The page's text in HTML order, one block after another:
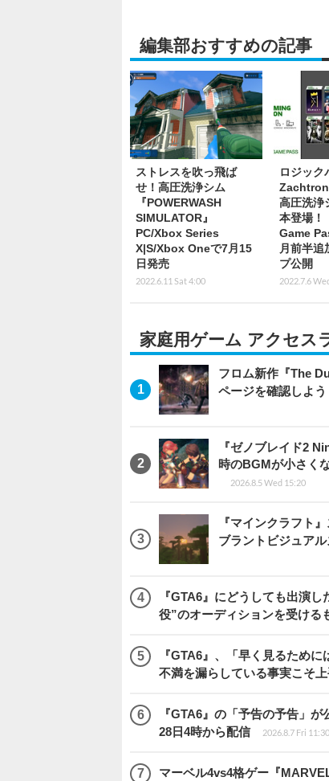
編集部おすすめの記事
ストレスを吹っ飛ば
せ！高圧洗浄シム
『POWERWASH
SIMULATOR』
PC/Xbox Series
X|S/Xbox Oneで7月15
日発売
2022.6.11 Sat 4:00
ロジック
高圧洗浄
本登場！
Game
月前半追
プ公開
2022.7.6
家庭用ゲーム アクセス
フロム新作『The
ページを確認しよう
『ゼノブレイド2
時のBGMが小さく
2026.8.5 Wed 15:20
『マインクラフト
ブラントビジュア
『GTA6』にどうしても出演
役”のオーディションを受ける
『GTA6』、「早く見るため
不満を漏らしている事実こそ
『GTA6』の「予告の予告」
28日4時から配信
2026.8.7 Fri 11:30
マーベル4vs4格ゲー『